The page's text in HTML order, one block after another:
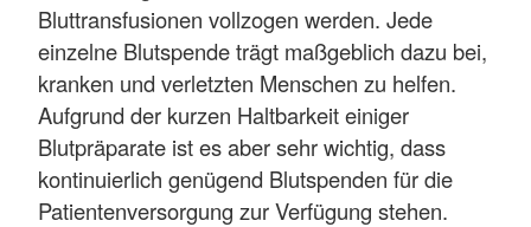
Bluttransfusionen vollzogen werden. Jede
einzelne Blutspende trägt maßgeblich dazu bei,
kranken und verletzten Menschen zu helfen.
Aufgrund der kurzen Haltbarkeit einiger
Blutpräparate ist es aber sehr wichtig, dass
kontinuierlich genügend Blutspenden für die
Patientenversorgung zur Verfügung stehen.